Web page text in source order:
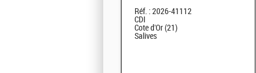
Réf. : 2026-41112
CDI
Cote d'Or (21)
Salives